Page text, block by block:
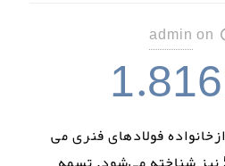
adminon
تسمه فنری 1.8161 ازخانواده فولادهای فنری می